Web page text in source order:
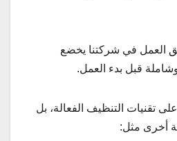
العمل في شركتنا يخضع
قبل بدء العمل.
تقنيات التنظيف الفعالة، بل
أخرى مثل: